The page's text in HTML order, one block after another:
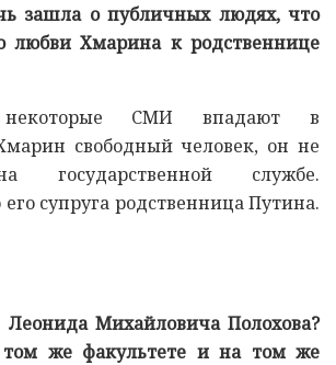
зашла о публичных людях, что
любви Хмарина к родственнице
СМИ впадают в
свободный человек, он не
государственной службе.
супруга родственница Путина.
Михайловича Полохова?
же факультете и на том же